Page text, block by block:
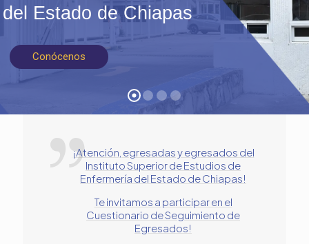
¡Atención, egresadas y egresados del
Instituto Superior de Estudios de
Enfermería del Estado de Chiapas!
Te invitamos a participar en el
Cuestionario de Seguimiento de
Egresados!